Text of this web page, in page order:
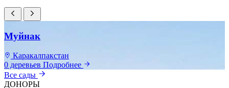
Муйнак
Каракалпакстан
0 деревьев Подробнее
Все сады
ДОНОРЫ